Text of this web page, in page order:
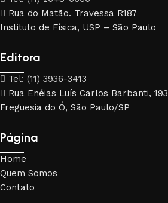
Rua do Matão. Travessa R187
Instituto de Física, USP – São Paulo
Editora
Tel: (11) 3936-3413
Rua Enéias Luís Carlos Barbanti, 193
Freguesia do Ó, São Paulo/SP
Página
Home
Quem Somos
Contato